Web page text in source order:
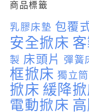
商品標籤
乳膠床墊 包覆
安全掀床
製 床頭片 彈簧
框掀床 獨立
掀床 緩降
電動掀床